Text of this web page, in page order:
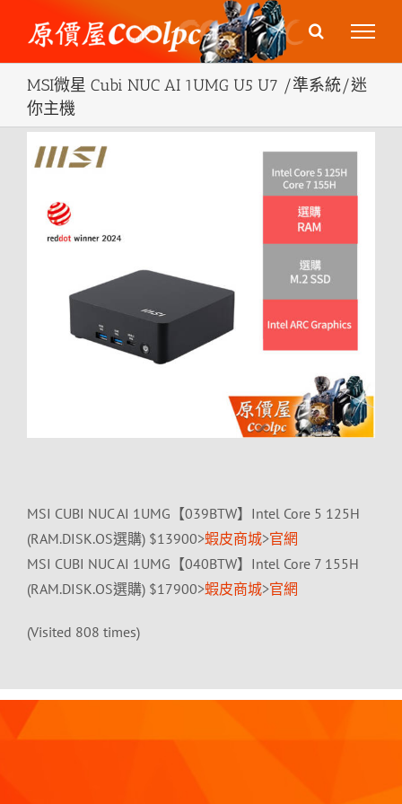
content
MSI微星 Cubi NUC AI 1UMG U5 U7 /準系統/迷
你主機
View
Larger
MSI CUBI NUC AI 1UMG【039BTW】Intel Core 5 125H
(RAM.DISK.OS選購) $13900>蝦皮商城>官網
MSI CUBI NUC AI 1UMG【040BTW】Intel Core 7 155H
(RAM.DISK.OS選購) $17900>蝦皮商城>官網
(Visited 808 times)